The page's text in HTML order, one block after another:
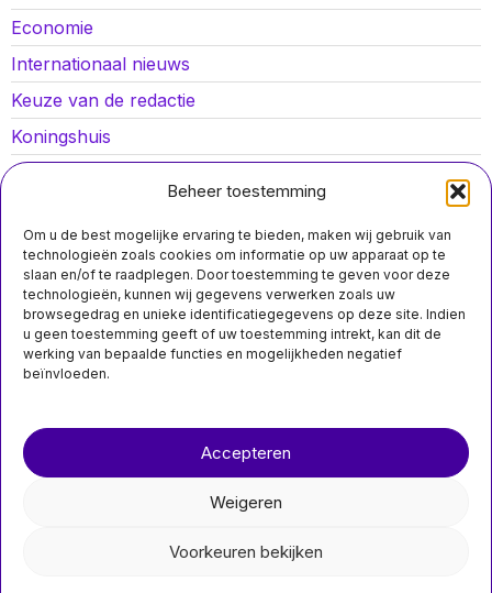
Beheer toestemming
Om u de best mogelijke ervaring te bieden, maken wij gebruik van
technologieën zoals cookies om informatie op uw apparaat op te
slaan en/of te raadplegen. Door toestemming te geven voor deze
technologieën, kunnen wij gegevens verwerken zoals uw
browsegedrag en unieke identificatiegegevens op deze site. Indien
u geen toestemming geeft of uw toestemming intrekt, kan dit de
werking van bepaalde functies en mogelijkheden negatief
beïnvloeden.
Accepteren
Weigeren
Voorkeuren bekijken
Economie
Internationaal nieuws
Keuze van de redactie
Koningshuis
Lokaal nieuws
Opinies
Politiek
Sport
nieuwsimpuls.online
nieuwsimpuls.online
MIS HET NIET
Trein botst op auto in
baby lichtgewond